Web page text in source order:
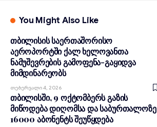
You Might Also Like
თბილისის საერთაშორისო
აეროპორტში ქალ ხელოვანთა
ნამუშევრების გამოფენა-გაყიდვა
მიმდინარეობს
Თებერვალი 4, 2026
თბილისში, 9 ოქტომბერს გაზის
მიწოდება დიღომსა და საბურთალოზე
16000 აბონენტს შეუწყდება